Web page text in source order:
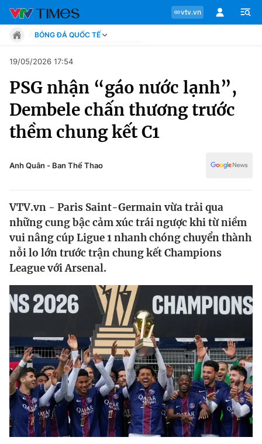
vtv.vn
Chuyên mục
Tin tức
Chân dung
Sự kiện
Bóng đá
Các môn khác
VIDEO
Bên lề
BÓNG ĐÁ QUỐC TẾ
Move
Phong cách
Chân dung
Sự kiện
Bóng đá
Thể thao điện tử
19/05/2026 17:54
PSG nhận “gáo nước lạnh”,
Dembele chấn thương trước
thềm chung kết C1
Anh Quân - Ban Thể Thao
VTV.vn - Paris Saint-Germain vừa trải qua
những cung bậc cảm xúc trái ngược khi từ niềm
vui nâng cúp Ligue 1 nhanh chóng chuyển thành
nỗi lo lớn trước trận chung kết Champions
League với Arsenal.